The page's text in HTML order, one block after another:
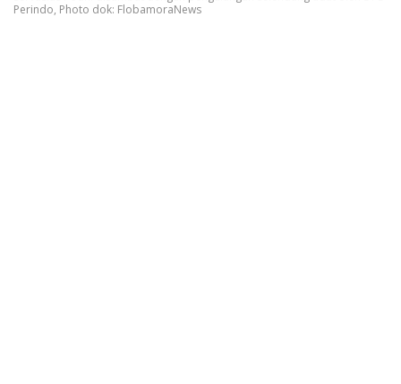
Perindo, Photo dok: FlobamoraNews